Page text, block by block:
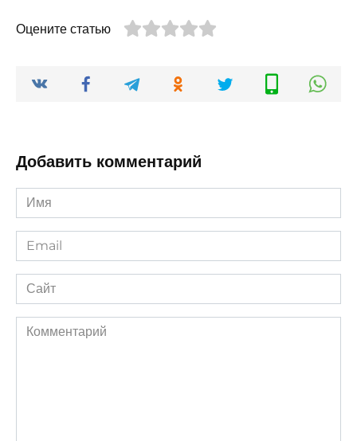
Оцените статью
Добавить комментарий
Имя
*
Email
*
Сайт
Комментарий